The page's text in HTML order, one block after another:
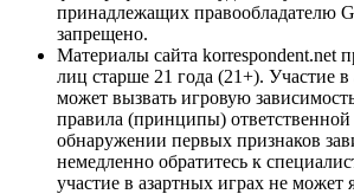
принадлежащих правообладателю
запрещено.
Материалы сайта korrespondent.net
лиц старше 21 года (21+). Участие в
может вызвать игровую
правила (принципы)
обнаружении первых признаков
немедленно обратитесь к
участие в азартных играх не может